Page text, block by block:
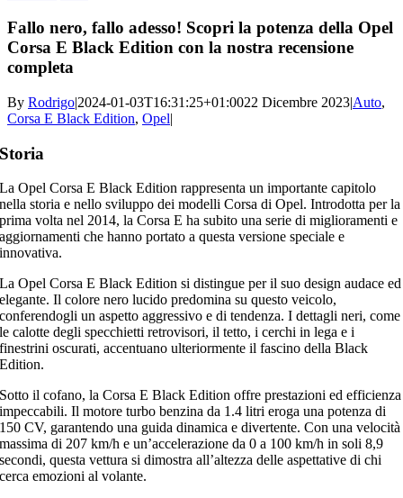
Fallo nero, fallo adesso! Scopri la potenza della Opel
Corsa E Black Edition con la nostra recensione
completa
By Rodrigo|2024-01-03T16:31:25+01:0022 Dicembre 2023|Auto,
Corsa E Black Edition, Opel|
Storia
La Opel Corsa E Black Edition rappresenta un importante capitolo
nella storia e nello sviluppo dei modelli Corsa di Opel. Introdotta per la
prima volta nel 2014, la Corsa E ha subito una serie di miglioramenti e
aggiornamenti che hanno portato a questa versione speciale e
innovativa.
La Opel Corsa E Black Edition si distingue per il suo design audace ed
elegante. Il colore nero lucido predomina su questo veicolo,
conferendogli un aspetto aggressivo e di tendenza. I dettagli neri, come
le calotte degli specchietti retrovisori, il tetto, i cerchi in lega e i
finestrini oscurati, accentuano ulteriormente il fascino della Black
Edition.
Sotto il cofano, la Corsa E Black Edition offre prestazioni ed efficienza
impeccabili. Il motore turbo benzina da 1.4 litri eroga una potenza di
150 CV, garantendo una guida dinamica e divertente. Con una velocità
massima di 207 km/h e un’accelerazione da 0 a 100 km/h in soli 8,9
secondi, questa vettura si dimostra all’altezza delle aspettative di chi
cerca emozioni al volante.